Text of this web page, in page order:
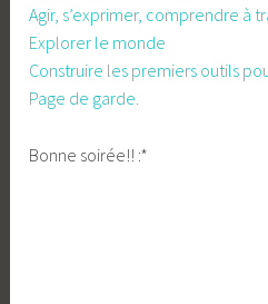
Agir, s’exprimer, comprendre à
Explorer le monde
Construire les premiers outils
Page de garde.
Bonne soirée!! :*